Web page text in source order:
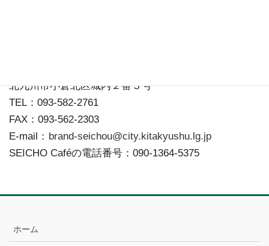
北九州市小倉北区城内２番３号
TEL：093-582-2761
FAX：093-562-2303
E-mail： brand-seichou@city.kitakyushu.lg.jp
SEICHO Caféの電話番号：090-1364-5375
ホーム